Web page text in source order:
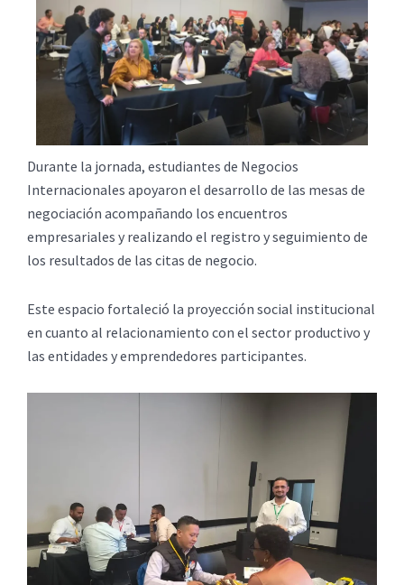
Durante la jornada, estudiantes de Negocios
Internacionales apoyaron el desarrollo de las mesas de
negociación acompañando los encuentros
empresariales y realizando el registro y seguimiento de
los resultados de las citas de negocio.
Este espacio fortaleció la proyección social institucional
en cuanto al relacionamiento con el sector productivo y
las entidades y emprendedores participantes.